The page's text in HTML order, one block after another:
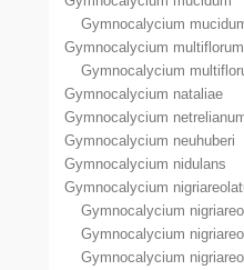
Gymnocalycium
Gymnocalycium multiflorum
Gymnocalycium
Gymnocalycium nataliae
Gymnocalycium
Gymnocalycium neuhuberi
Gymnocalycium nidulans
Gymnocalycium
Gymnocalycium
Gymnocalycium
Gymnocalycium